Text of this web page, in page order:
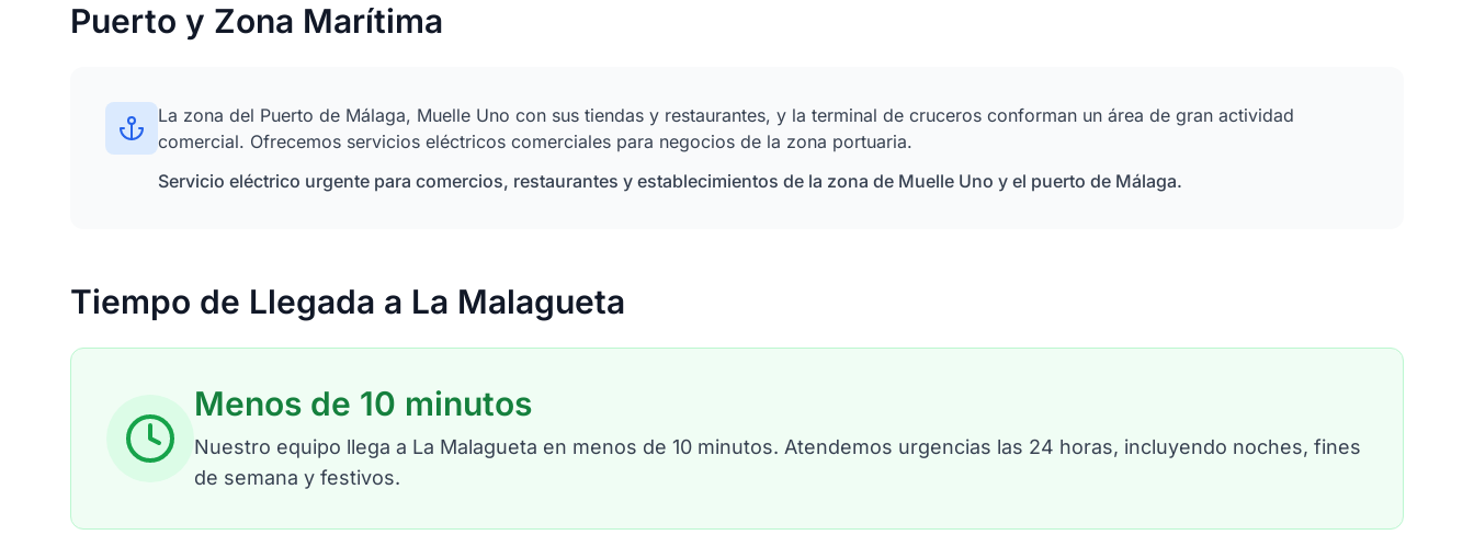
Puerto y Zona Marítima
La zona del Puerto de Málaga, Muelle Uno con sus tiendas y restaurantes, y la terminal de cruceros conforman un área de gran actividad
comercial. Ofrecemos servicios eléctricos comerciales para negocios de la zona portuaria.
Servicio eléctrico urgente para comercios, restaurantes y establecimientos de la zona de Muelle Uno y el puerto de Málaga.
Tiempo de Llegada a La Malagueta
Menos de 10 minutos
Nuestro equipo llega a La Malagueta en menos de 10 minutos. Atendemos urgencias las 24 horas, incluyendo noches, fines
de semana y festivos.